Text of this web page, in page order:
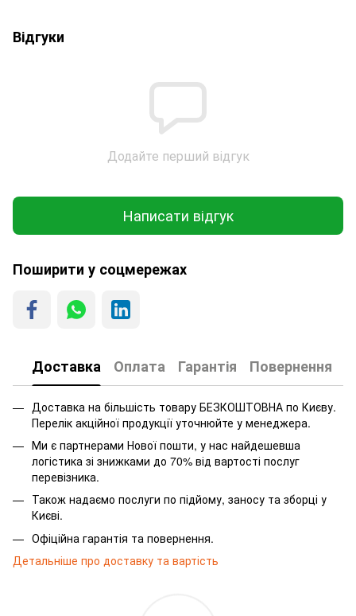
Відгуки
Додайте перший відгук
Написати відгук
Поширити у соцмережах
Доставка Оплата Гарантія Повернення
Доставка на більшість товару БЕЗКОШТОВНА по Києву.
Перелік акційної продукції уточнюйте у менеджера.
Ми є партнерами Нової пошти, у нас найдешевша
логістика зі знижками до 70% від вартості послуг
перевізника.
Також надаємо послуги по підйому, заносу та зборці у
Києві.
Офіційна гарантія та повернення.
Детальніше про доставку та вартість